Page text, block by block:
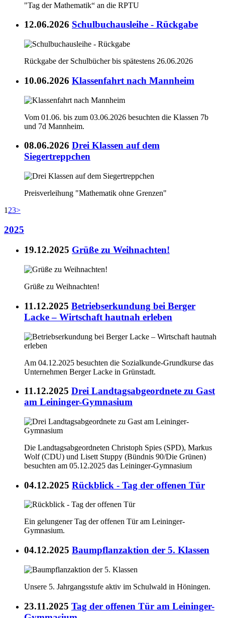
"Tag der Mathematik“ an die RPTU
12.06.2026 Schulbuchausleihe - Rückgabe
Rückgabe der Schulbücher bis spätestens 26.06.2026
10.06.2026 Klassenfahrt nach Mannheim
Vom 01.06. bis zum 03.06.2026 besuchten die Klassen 7b
und 7d Mannheim.
08.06.2026 Drei Klassen auf dem
Siegertreppchen
Preisverleihung "Mathematik ohne Grenzen"
1 23>
2025
19.12.2025 Grüße zu Weihnachten!
Grüße zu Weihnachten!
11.12.2025 Betriebserkundung bei Berger
Lacke – Wirtschaft hautnah erleben
Am 04.12.2025 besuchten die Sozialkunde-Grundkurse das
Unternehmen Berger Lacke in Grünstadt.
11.12.2025 Drei Landtagsabgeordnete zu Gast
am Leininger-Gymnasium
Die Landtagsabgeordneten Christoph Spies (SPD), Markus
Wolf (CDU) und Lisett Stuppy (Bündnis 90/Die Grünen)
besuchten am 05.12.2025 das Leininger-Gymnasium
04.12.2025 Rückblick - Tag der offenen Tür
Ein gelungener Tag der offenen Tür am Leininger-
Gymnasium.
04.12.2025 Baumpflanzaktion der 5. Klassen
Unsere 5. Jahrgangsstufe aktiv im Schulwald in Höningen.
23.11.2025 Tag der offenen Tür am Leininger-